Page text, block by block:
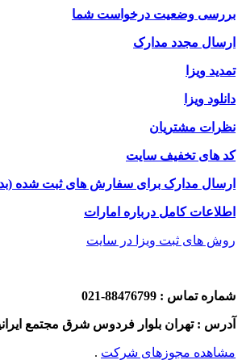
بررسی وضعیت درخواست شما
ارسال مجدد مدارک
تمدید ویزا
دانلود ویزا
نظرات مشتریان
کد های تخفیف سایت
ارسال مدارک برای سفارش های ثبت شده
اطلاعات کامل درباره امارات
روش های ثبت ویزا در سایت
شماره تماس : 88476799-021
آدرس : تهران بلوار فردوس شرق مجتمع
مشاهده مجوزهای شرکت .